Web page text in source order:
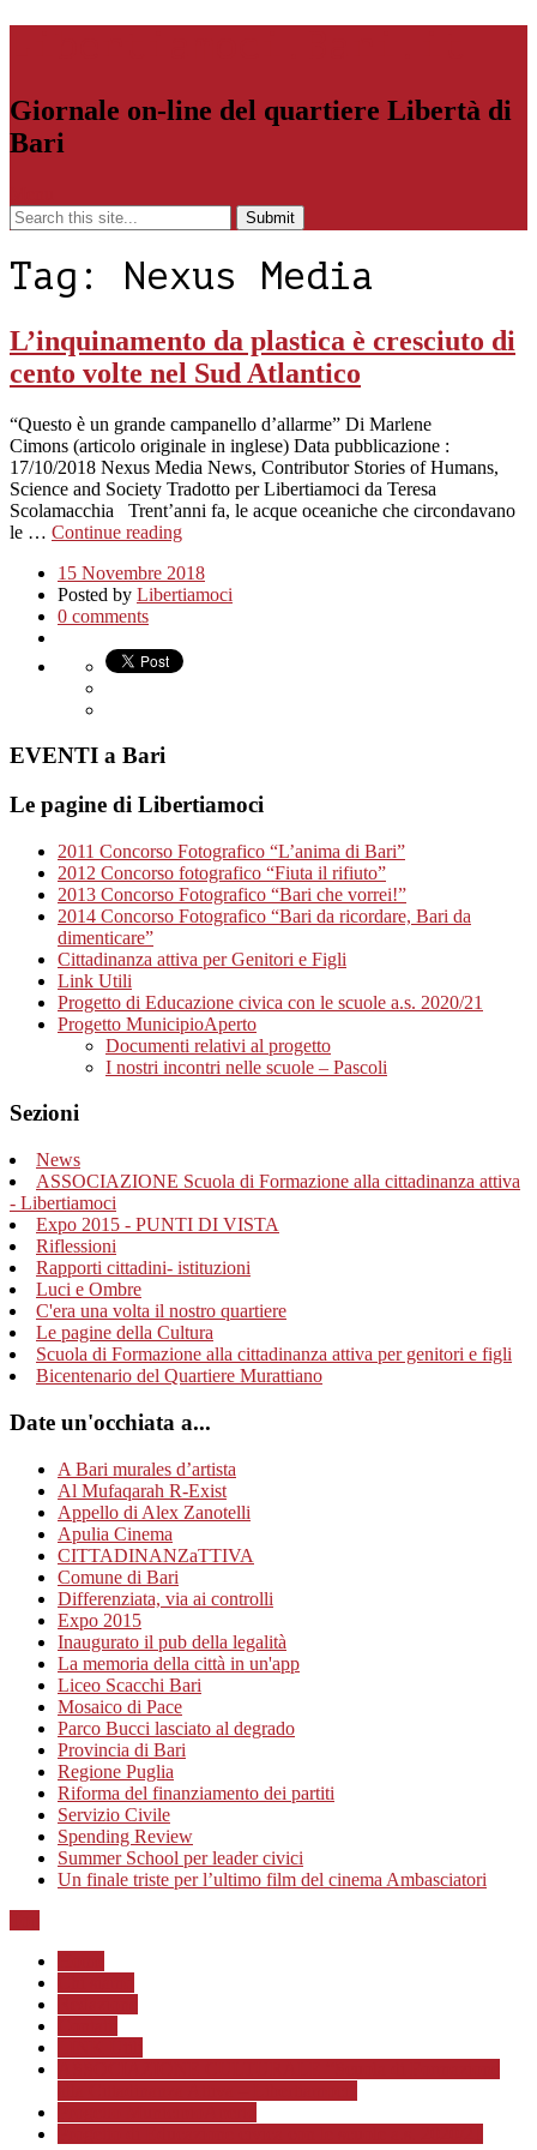
Giornale on-line del quartiere Libertà di
Bari
Tag: Nexus Media
L’inquinamento da plastica è cresciuto di
cento volte nel Sud Atlantico
“Questo è un grande campanello d’allarme” Di Marlene
Cimons (articolo originale in inglese) Data pubblicazione :
17/10/2018 Nexus Media News, Contributor Stories of Humans,
Science and Society Tradotto per Libertiamoci da Teresa
Scolamacchia Trent’anni fa, le acque oceaniche che circondavano
le … Continue reading
15 Novembre 2018
Posted by Libertiamoci
0 comments
EVENTI a Bari
Le pagine di Libertiamoci
2011 Concorso Fotografico “L’anima di Bari”
2012 Concorso fotografico “Fiuta il rifiuto”
2013 Concorso Fotografico “Bari che vorrei!”
2014 Concorso Fotografico “Bari da ricordare, Bari da
dimenticare”
Cittadinanza attiva per Genitori e Figli
Link Utili
Progetto di Educazione civica con le scuole a.s. 2020/21
Progetto MunicipioAperto
Documenti relativi al progetto
I nostri incontri nelle scuole – Pascoli
Sezioni
News
ASSOCIAZIONE Scuola di Formazione alla cittadinanza attiva
- Libertiamoci
Expo 2015 - PUNTI DI VISTA
Riflessioni
Rapporti cittadini- istituzioni
Luci e Ombre
C'era una volta il nostro quartiere
Le pagine della Cultura
Scuola di Formazione alla cittadinanza attiva per genitori e figli
Bicentenario del Quartiere Murattiano
Date un'occhiata a...
A Bari murales d’artista
Al Mufaqarah R-Exist
Appello di Alex Zanotelli
Apulia Cinema
CITTADINANZaTTIVA
Comune di Bari
Differenziata, via ai controlli
Expo 2015
Inaugurato il pub della legalità
La memoria della città in un'app
Liceo Scacchi Bari
Mosaico di Pace
Parco Bucci lasciato al degrado
Provincia di Bari
Regione Puglia
Riforma del finanziamento dei partiti
Servizio Civile
Spending Review
Summer School per leader civici
Un finale triste per l’ultimo film del cinema Ambasciatori